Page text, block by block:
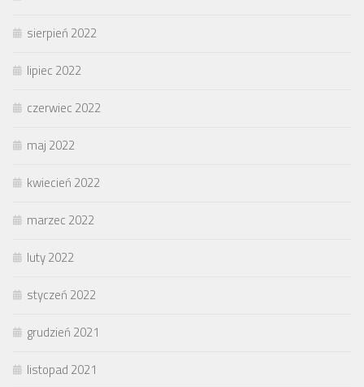
sierpień 2022
lipiec 2022
czerwiec 2022
maj 2022
kwiecień 2022
marzec 2022
luty 2022
styczeń 2022
grudzień 2021
listopad 2021